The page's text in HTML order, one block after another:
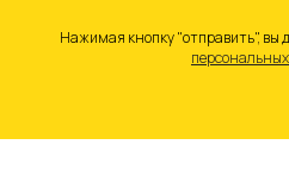
Нажимая кнопку "отправить", вы